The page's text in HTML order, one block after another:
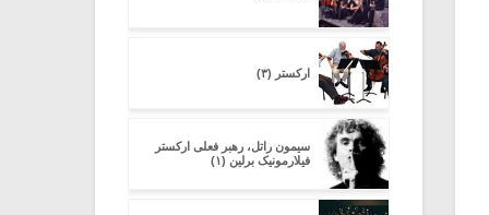
ارکستر (۳)
سیمون راتل، رهبر فعلی ارکستر
فیلارمونیک برلین (۱)